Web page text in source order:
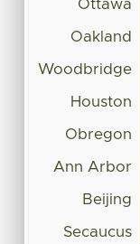
Ottawa
Oakland
Woodbridge
Houston
Obregon
Ann Arbor
Beijing
Secaucus